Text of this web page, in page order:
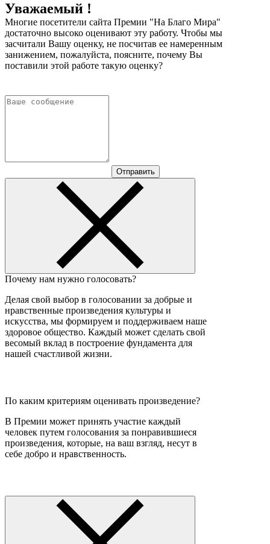
Уважаемый !
Многие посетители сайта Премии "На Благо Мира"
достаточно высоко оценивают эту работу. Чтобы мы
засчитали Вашу оценку, не посчитав ее намеренным
занижением, пожалуйста, поясните, почему Вы
поставили этой работе такую оценку?
Отправить
Почему нам нужно голосовать?
Делая свой выбор в голосовании за добрые и
нравственные произведения культуры и
искусства, мы формируем и поддерживаем наше
здоровое общество. Каждый может сделать свой
весомый вклад в построение фундамента для
нашей счастливой жизни.
По каким критериям оценивать произведение?
В Премии может принять участие каждый
человек путем голосования за понравившиеся
произведения, которые, на ваш взгляд, несут в
себе добро и нравственность.